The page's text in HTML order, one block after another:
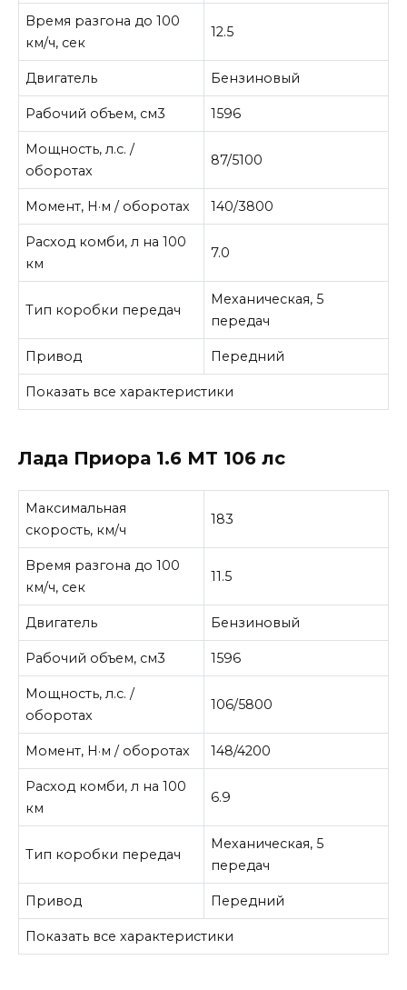
Время разгона до 100
км/ч, сек
12.5
Двигатель Бензиновый
Рабочий объем, см3 1596
Мощность, л.с. /
оборотах
87/5100
Момент, Н·м / оборотах 140/3800
Расход комби, л на 100
км
7.0
Тип коробки передач
Механическая, 5
передач
Привод Передний
Показать все характеристики
Лада Приора 1.6 MT 106 лс
Максимальная
скорость, км/ч
183
Время разгона до 100
км/ч, сек
11.5
Двигатель Бензиновый
Рабочий объем, см3 1596
Мощность, л.с. /
оборотах
106/5800
Момент, Н·м / оборотах 148/4200
Расход комби, л на 100
км
6.9
Тип коробки передач
Механическая, 5
передач
Привод Передний
Показать все характеристики